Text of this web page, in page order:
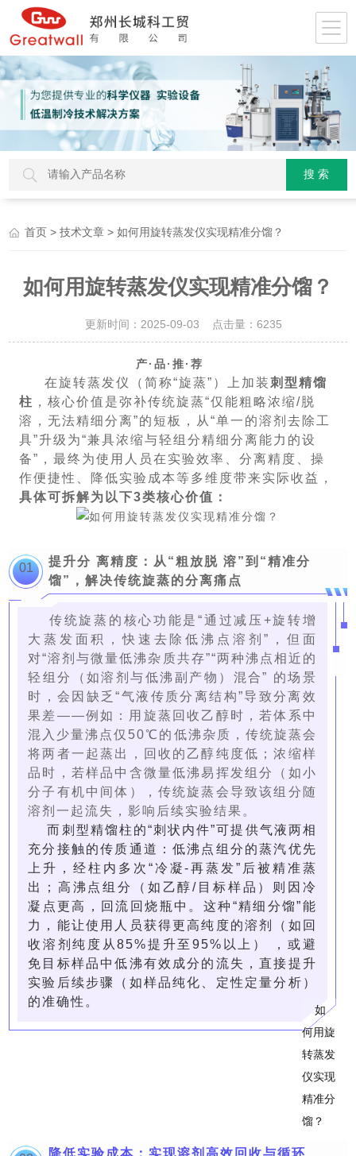
首页 >技术文章 > 如何用旋转蒸发仪实现精准分馏？
如何用旋转蒸发仪实现精准分馏？
更新时间：2025-09-03 点击量： 6235
产·品·推·荐
在旋转蒸发仪（简称“旋蒸”）上加装刺型精馏
柱 ，核心价值是弥补传统旋蒸“仅能粗略浓缩/脱
溶，无法精细分离”的短板，从“单一的溶剂去除工
具”升级为“兼具浓缩与轻组分精细分离能力的设
备”，最终为使用人员在实验效率、分离精度、操
作便捷性、降低实验成本等多维度带来实际收益，
具体可拆解为以下3类核心价值：
01 提升分 离精度：从“粗放脱 溶”到“精准分
馏”，解决传统旋蒸的分离痛点
传统旋蒸的核心功能是“通过减压+旋转增
大蒸发面积，快速去除低沸点溶剂”，但面
对“溶剂与微量低沸杂质共存”“两种沸点相近的
轻组分（如溶剂与低沸副产物）混合” 的场景
时，会因缺乏“气液传质分离结构”导致分离效
果差——例如：用旋蒸回收乙醇时，若体系中
混入少量沸点仅50℃的低沸杂质，传统旋蒸会
将两者一起蒸出，回收的乙醇纯度低；浓缩样
品时，若样品中含微量低沸易挥发组分（如小
分子有机中间体），传统旋蒸会导致该组分随
溶剂一起流失，影响后续实验结果。
而刺型精馏柱的“刺状内件”可提供气液两相
充分接触的传质通道：低沸点组分的蒸汽优先
上升，经柱内多次“冷凝-再蒸发”后被精准蒸
出；高沸点组分（如乙醇/目标样品）则因冷
凝点更高，回流回烧瓶中。这种“精细分馏”能
力，能让使用人员获得更高纯度的溶剂（如回
收溶剂纯度从85%提升至95%以上） ，或避
免目标样品中低沸有效成分的流失，直接提升
实验后续步骤（如样品纯化、定性定量分析）
的准确性。
降低实验成本：实现溶剂高效回收与循环